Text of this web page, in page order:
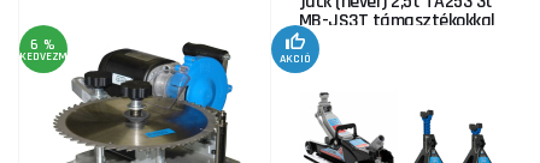
6 %
KEDVEZMÉNY
MB-JS3T támasztékokkal
AKCIÓ